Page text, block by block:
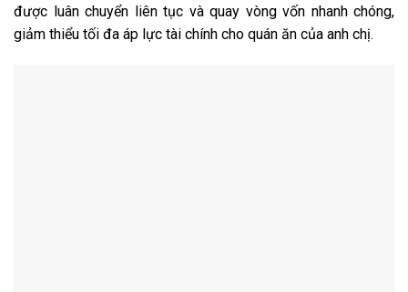
được luân chuyển liên tục và quay vòng vốn nhanh chóng,
giảm thiểu tối đa áp lực tài chính cho quán ăn của anh chị.